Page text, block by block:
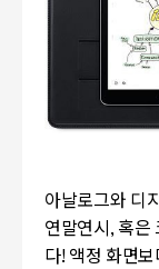
아날로그와 디
연말연시, 혹은
다! 액정 화면